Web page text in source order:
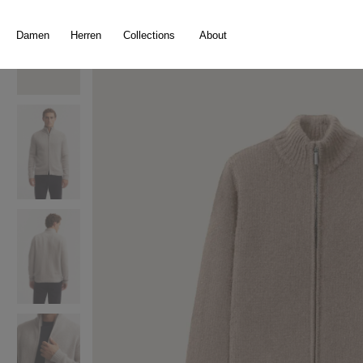
Damen Herren Collections About